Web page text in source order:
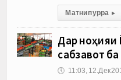
Матни пурра ▸
Дар ноҳияи
сабзавот
🕔 11:03, 12.Дек